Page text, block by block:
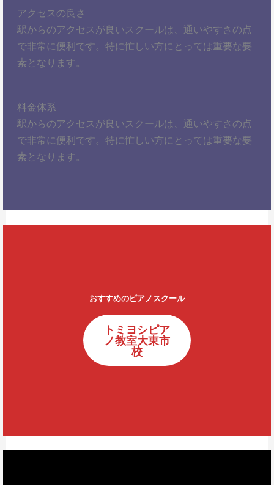
アクセスの良さ
駅からのアクセスが良いスクールは、通いやすさの点
で非常に便利です。特に忙しい方にとっては重要な要
素となります。
料金体系
駅からのアクセスが良いスクールは、通いやすさの点
で非常に便利です。特に忙しい方にとっては重要な要
素となります。
おすすめのピアノスクール
トミヨシピア
ノ教室大東市
校